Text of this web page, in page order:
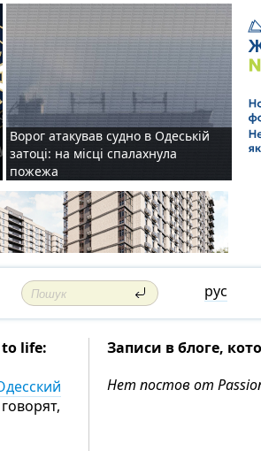
Ворог атакував судно в Одеській
затоці: на місці спалахнула
пожежа
рус
life:
Записи в блоге,
Нет постов от